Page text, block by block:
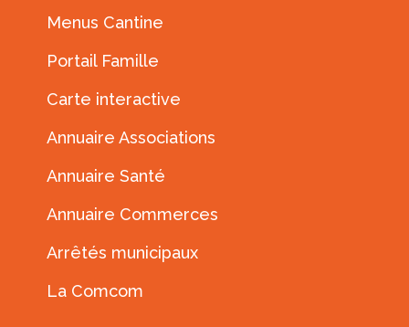
Menus Cantine
Portail Famille
Carte interactive
Annuaire Associations
Annuaire Santé
Annuaire Commerces
Arrêtés municipaux
La Comcom